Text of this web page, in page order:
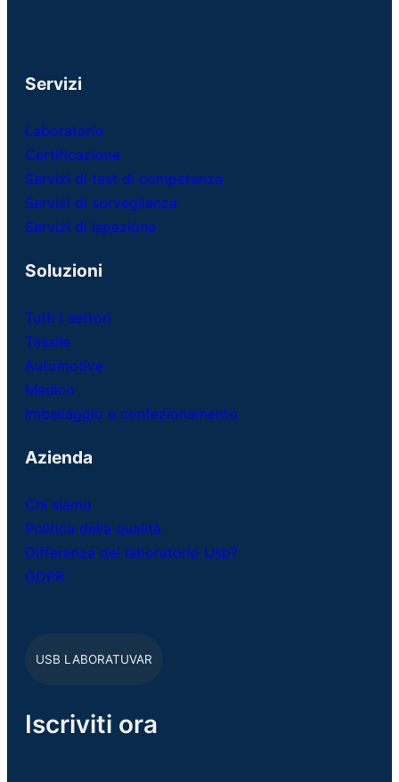
Servizi
Laboratorio
Certificazione
Servizi di test di competenza
Servizi di sorveglianza
Servizi di ispezione
Soluzioni
Tutti i settori
Tessile
Automotive
Medico
Imballaggio e confezionamento
Azienda
Chi siamo
Politica della qualità
Differenza del laboratorio Usb?
GDPR
USB LABORATUVAR
Iscriviti ora